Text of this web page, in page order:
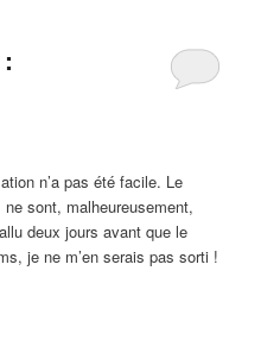
n’a pas été facile. Le
sont, malheureusement,
deux jours avant que le
je ne m’en serais pas sorti !